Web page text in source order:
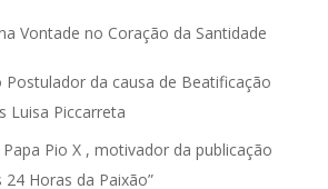
Vontade no Coração da Santidade
Postulador da causa de Beatificação
Luisa Piccarreta
Pio X , motivador da publicação
24 Horas da Paixão”